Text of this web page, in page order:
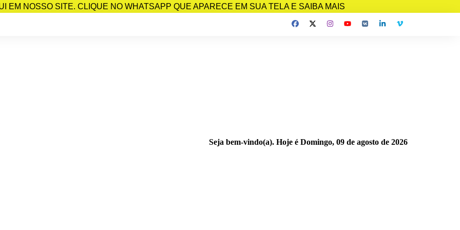
EM NOSSO SITE. CLIQUE NO WHATSAPP QUE APARECE EM SUA TELA E SAIBA MAIS
Seja bem-vindo(a). Hoje é Domingo, 09 de agosto de 2026